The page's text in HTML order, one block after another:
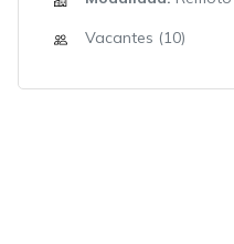
Vacantes (10)